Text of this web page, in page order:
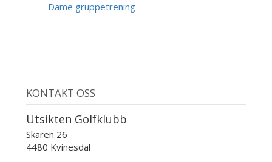
Dame gruppetrening
KONTAKT OSS
Utsikten Golfklubb
Skaren 26
4480 Kvinesdal